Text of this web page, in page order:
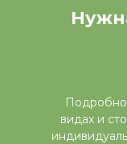
Подробно
видах и